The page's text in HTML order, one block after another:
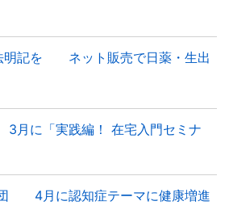
明記を ネット販売で日薬・生出
に「実践編！ 在宅入門セミナ
4月に認知症テーマに健康増進